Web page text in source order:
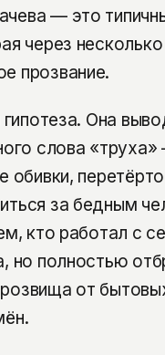
— это
через
прозвание.
Она
слова
обивки,
за бедным
кто работал с
но полностью
от